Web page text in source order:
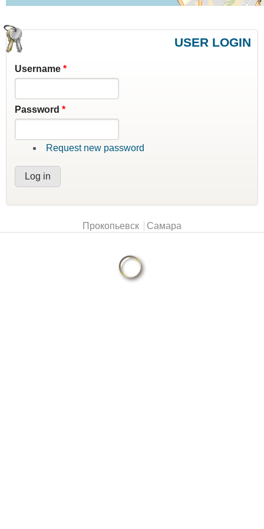
USER LOGIN
Username*
Password*
Request new password
Прокопьевск Самара